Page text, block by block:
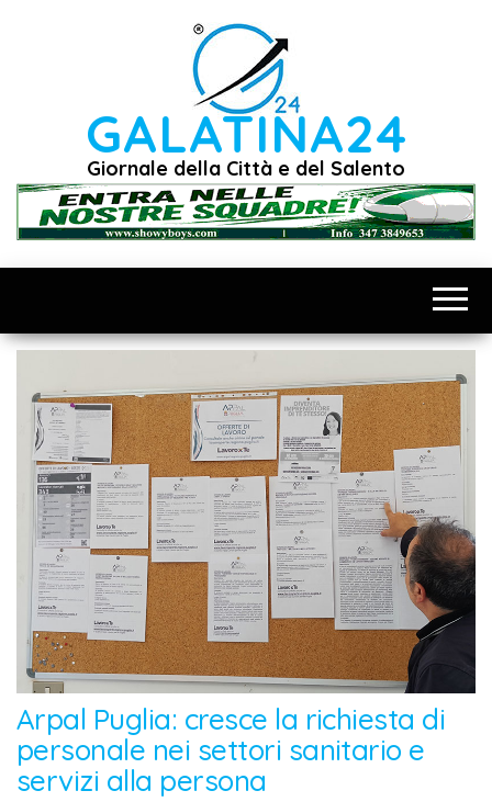
GALATINA24
Giornale della Città e del Salento
Arpal Puglia: cresce la richiesta di
personale nei settori sanitario e
servizi alla persona